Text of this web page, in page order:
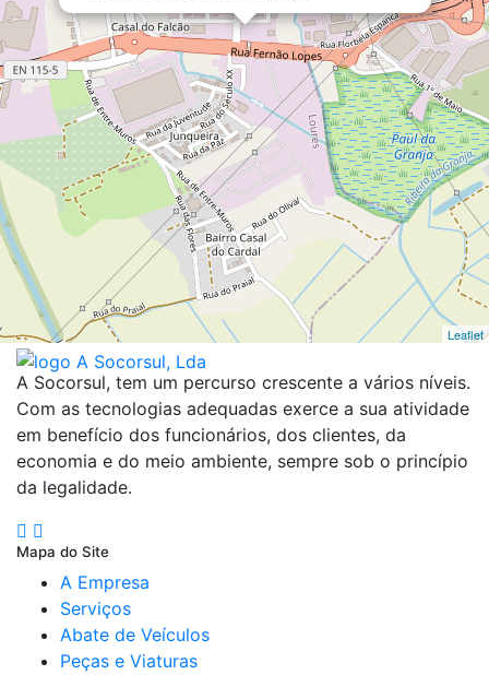
Leaflet
A Socorsul, tem um percurso crescente a vários níveis.
Com as tecnologias adequadas exerce a sua atividade
em benefício dos funcionários, dos clientes, da
economia e do meio ambiente, sempre sob o princípio
da legalidade.
Mapa do Site
A Empresa
Serviços
Abate de Veículos
Peças e Viaturas